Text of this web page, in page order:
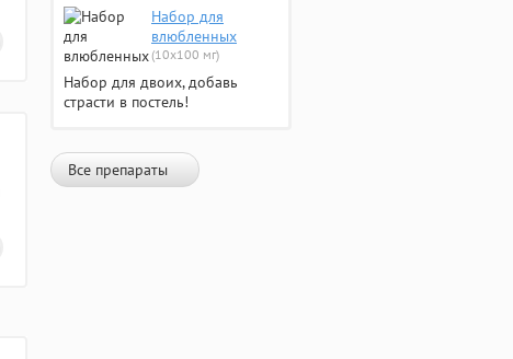
Набор для
влюбленных
(10х100 мг)
Набор для двоих, добавь
страсти в постель!
Все препараты